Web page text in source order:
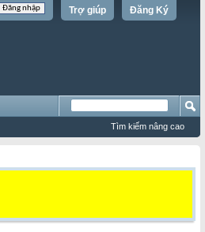
Đăng Ký
Trợ giúp
Tìm kiếm nâng cao